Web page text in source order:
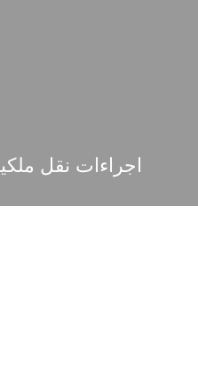
اجراءات نقل